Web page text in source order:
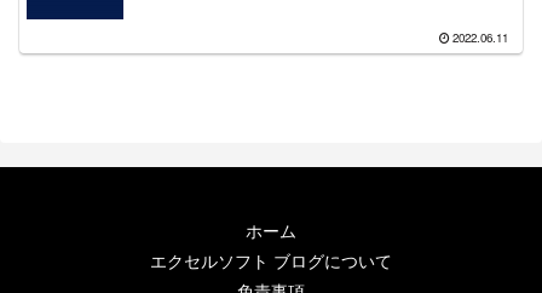
2022.06.11
ホーム
エクセルソフト ブログについて